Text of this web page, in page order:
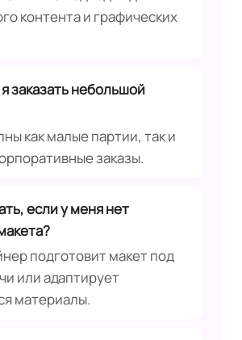
контента и графических
заказать небольшой
как малые партии, так и
заказы.
если у меня нет
подготовит макет под
или адаптирует
материалы.